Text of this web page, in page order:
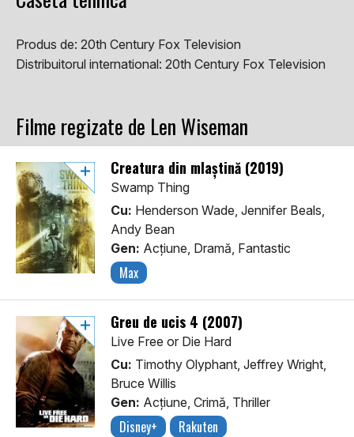
Produs de: 20th Century Fox Television
Distribuitorul international: 20th Century Fox Television
Filme regizate de Len Wiseman
Creatura din mlaștină (2019)
Swamp Thing
Cu: Henderson Wade, Jennifer Beals,
Andy Bean
Gen: Acţiune, Dramă, Fantastic
Max
Greu de ucis 4 (2007)
Live Free or Die Hard
Cu: Timothy Olyphant, Jeffrey Wright,
Bruce Willis
Gen: Acţiune, Crimă, Thriller
Disney+ Rakuten